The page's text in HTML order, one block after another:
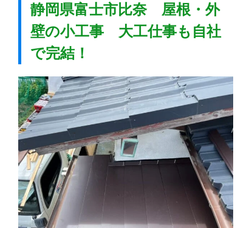
静岡県富士市比奈 屋根・外
壁の小工事 大工仕事も自社
で完結！